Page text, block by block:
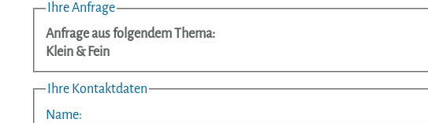
Ihre Anfrage
Anfrage aus folgendem Thema:
Klein & Fein
Ihre Kontaktdaten
Name: